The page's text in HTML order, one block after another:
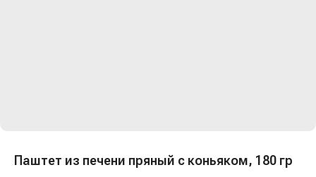
Паштет из печени пряный с коньяком, 180 гр